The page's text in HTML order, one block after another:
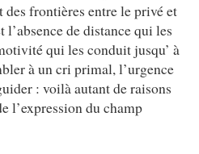
frontières entre le privé et
de distance qui les
qui les conduit jusqu’ à
à un cri primal, l’urgence
: voilà autant de raisons
l’expression du champ